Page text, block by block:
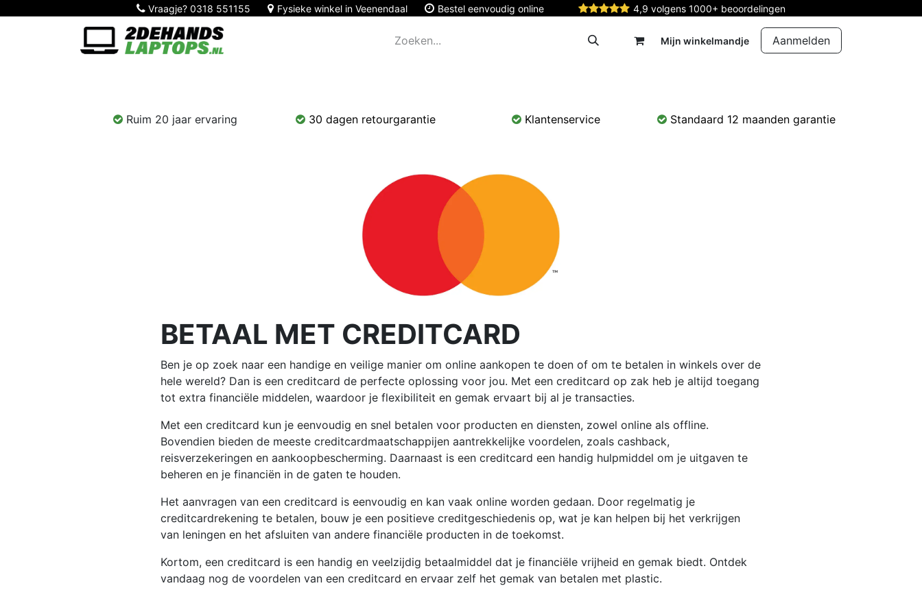
Vraagje? 0318 551155 Fysieke winkel in Veenendaal Bestel eenvoudig online 4,9 volgens 1000+ beoordelingen
Mijn winkelmandje Aanmelden
Ruim 20 jaar ervaring 30 dagen retourgarantie Klantenservice Standaard 12 maanden garantie
BETAAL MET CREDITCARD
Ben je op zoek naar een handige en veilige manier om online aankopen te doen of om te betalen in winkels over de
hele wereld? Dan is een creditcard de perfecte oplossing voor jou. Met een creditcard op zak heb je altijd toegang
tot extra financiële middelen, waardoor je flexibiliteit en gemak ervaart bij al je transacties.
Met een creditcard kun je eenvoudig en snel betalen voor producten en diensten, zowel online als offline.
Bovendien bieden de meeste creditcardmaatschappijen aantrekkelijke voordelen, zoals cashback,
reisverzekeringen en aankoopbescherming. Daarnaast is een creditcard een handig hulpmiddel om je uitgaven te
beheren en je financiën in de gaten te houden.
Het aanvragen van een creditcard is eenvoudig en kan vaak online worden gedaan. Door regelmatig je
creditcardrekening te betalen, bouw je een positieve creditgeschiedenis op, wat je kan helpen bij het verkrijgen
van leningen en het afsluiten van andere financiële producten in de toekomst.
Kortom, een creditcard is een handig en veelzijdig betaalmiddel dat je financiële vrijheid en gemak biedt. Ontdek
vandaag nog de voordelen van een creditcard en ervaar zelf het gemak van betalen met plastic.